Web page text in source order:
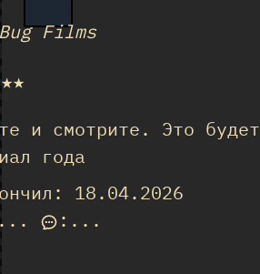
Films
и смотрите. Это будет
года
18.04.2026
: ...